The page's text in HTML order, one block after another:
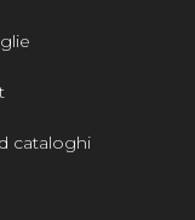
cataloghi